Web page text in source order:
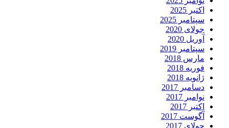
اکتبر 2025
سپتامبر 2025
جولای 2020
آوریل 2020
سپتامبر 2019
مارس 2018
فوریه 2018
ژانویه 2018
دسامبر 2017
نوامبر 2017
اکتبر 2017
آگوست 2017
جولای 2017